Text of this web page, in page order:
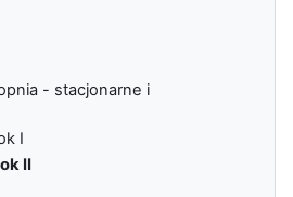
- stacjonarne i
I
II